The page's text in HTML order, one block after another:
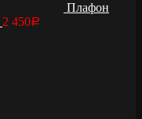
Плафон
2 450Р